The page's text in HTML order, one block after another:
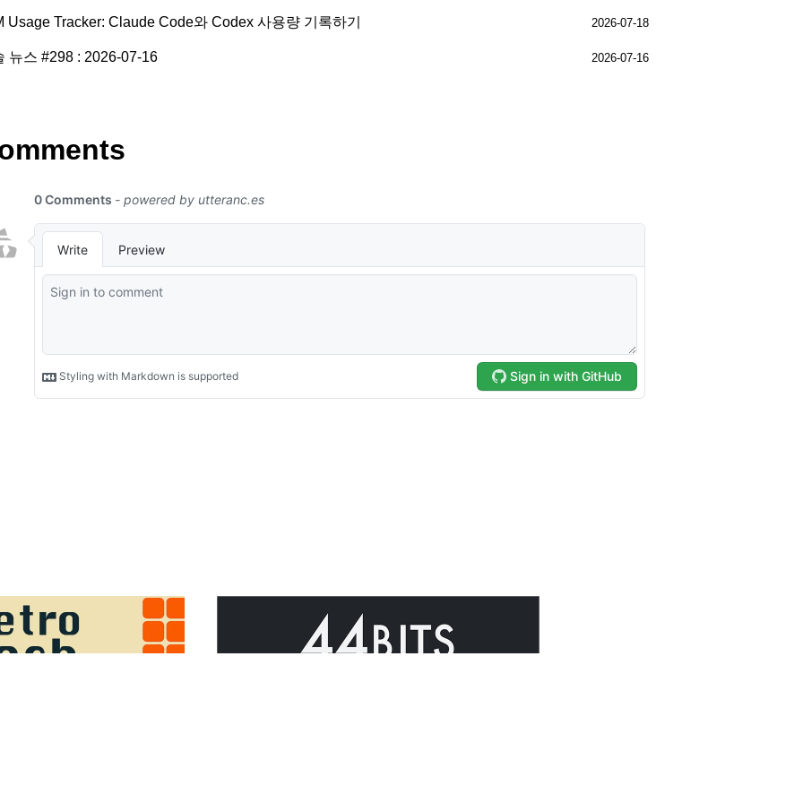
Usage Tracker: Claude Code와 Codex 사용량 기록하기 2026-07-18
뉴스 #298 : 2026-07-16 2026-07-16